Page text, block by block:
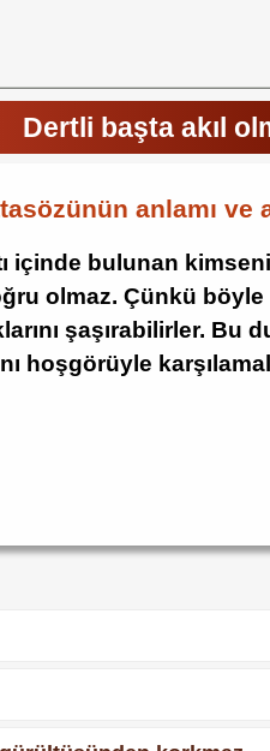
Dertli başta akıl
anlamı ve
içinde bulunan
olmaz. Çünkü böyle
şaşırabilirler. Bu
hoşgörüyle